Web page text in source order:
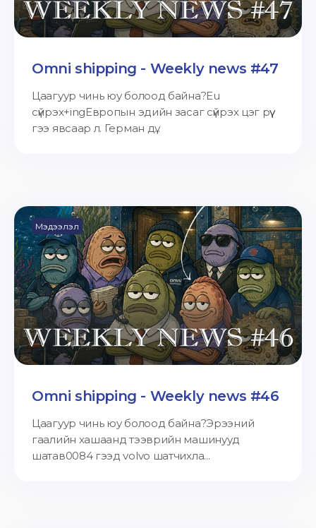
Omni shipping - Weekly news #47
Цаагуур чинь юу болоод байна?Eu
сүйрэх+ingЕвропын эдийн засаг сүйрэх цэг рүү
гээ явсаар л. Герман дү...
Мэдээлэл
Omni shipping - Weekly news #46
Цаагуур чинь юу болоод байна?Эрээний
гаалийн хашаанд тээврийн машинууд
шатав0084 гээд volvo шатчихла...